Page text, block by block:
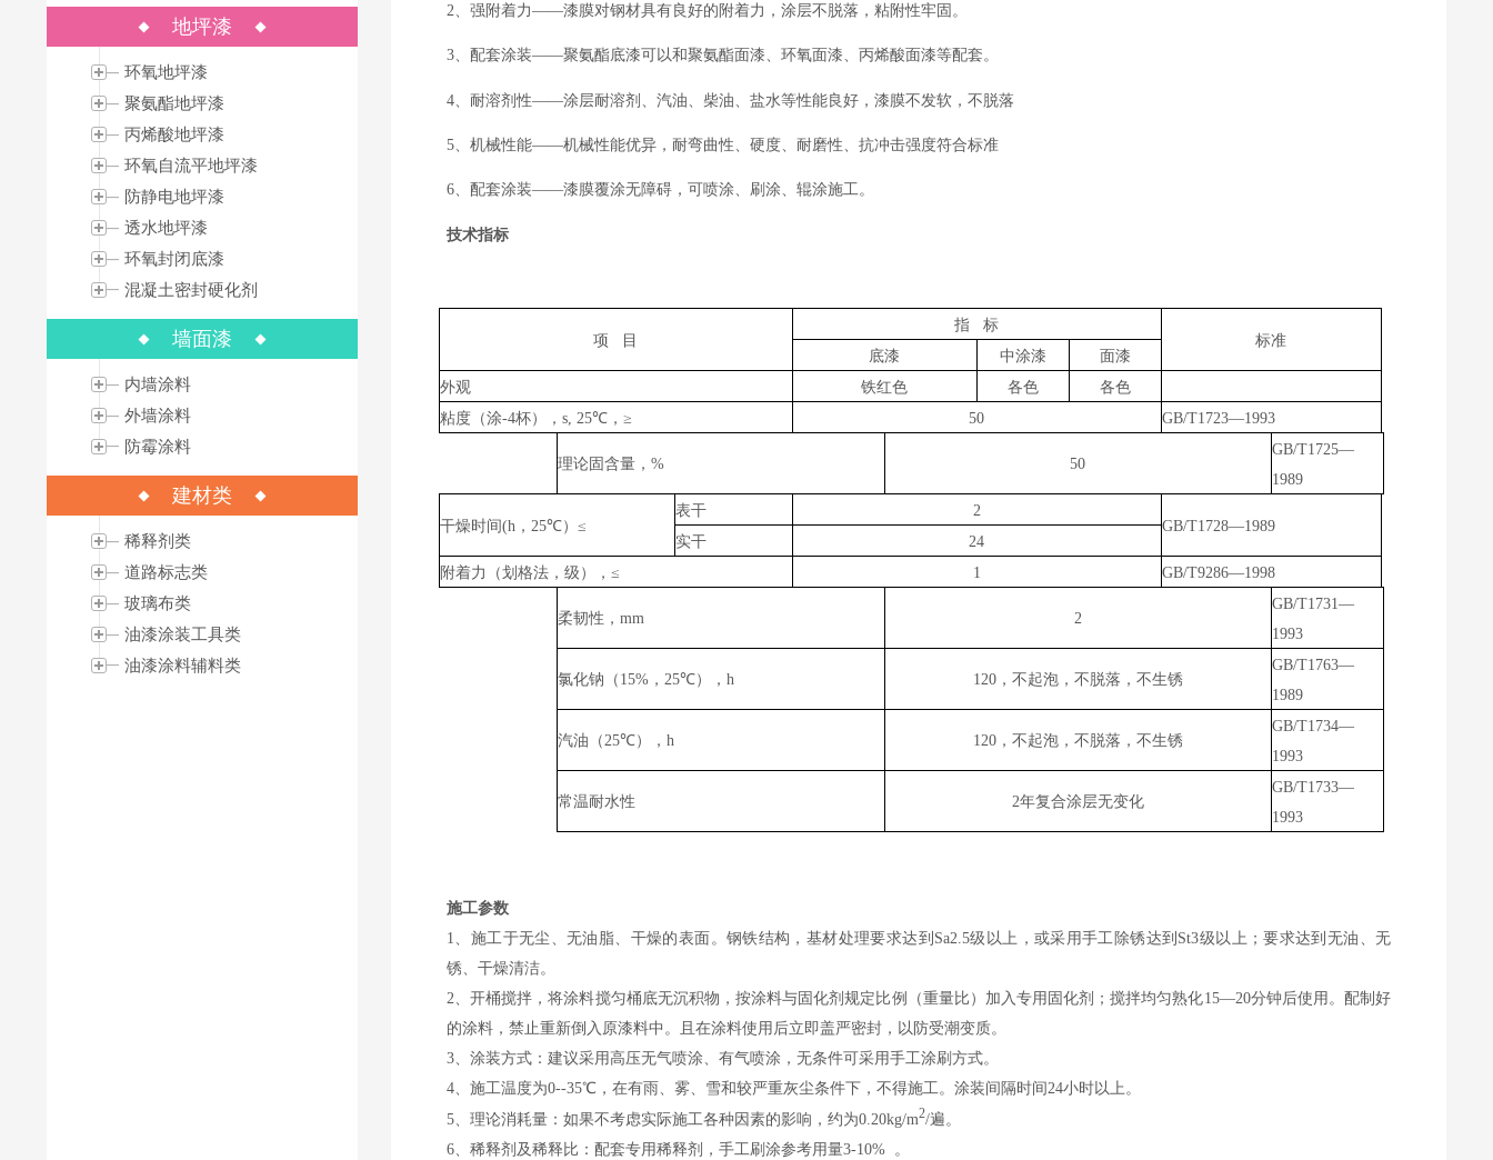
地坪漆
环氧地坪漆
聚氨酯地坪漆
丙烯酸地坪漆
环氧自流平地坪漆
防静电地坪漆
透水地坪漆
环氧封闭底漆
混凝土密封硬化剂
墙面漆
内墙涂料
外墙涂料
防霉涂料
建材类
稀释剂类
道路标志类
玻璃布类
油漆涂装工具类
油漆涂料辅料类
2、强附着力——漆膜对钢材具有良好的附着力，涂层不脱落，粘附性牢固。
3、配套涂装——聚氨酯底漆可以和聚氨酯面漆、环氧面漆、丙烯酸面漆等配套。
4、耐溶剂性——涂层耐溶剂、汽油、柴油、盐水等性能良好，漆膜不发软，不脱落
5、机械性能——机械性能优异，耐弯曲性、硬度、耐磨性、抗冲击强度符合标准
6、配套涂装——漆膜覆涂无障碍，可喷涂、刷涂、辊涂施工。
技术指标
项 目
指
标
标准
底漆
中涂漆
面漆
外观
铁红色 各色
各色
粘度（涂-4杯），s, 25℃，≥ 50 GB/T1723—1993
理论固含量，% 50
GB/T1725—
1989
干燥时间(h ，25℃）≤
表干
2
GB/T1728—1989
实干
24
附着力（划格法，级），≤
1 GB/T9286—1998
柔韧性，mm 2
GB/T1731—
1993
氯化钠（ 15% ，25℃），h 120，不起泡，不脱落，不生锈
GB/T1763—
1989
汽油（25℃），h 120，不起泡，不脱落，不生锈
GB/T1734—
1993
常温耐水性 2年复合涂层无变化
GB/T1733—
1993
施工参数
1、施工于无尘、无油脂、干燥的表面。钢铁结构，基材处理要求达到Sa2.5级以上，或采用手工除锈达到St3级以上；要求达到无油、无
锈、干燥清洁。
2、开桶搅拌，将涂料搅匀桶底无沉积物，按涂料与固化剂规定比例（重量比）加入专用固化剂；搅拌均匀熟化15—20分钟后使用。配制好
的涂料，禁止重新倒入原漆料中。且在涂料使用后立即盖严密封，以防受潮变质。
3、涂装方式：建议采用高压无气喷涂、有气喷涂，无条件可采用手工涂刷方式。
4、施工温度为0--35℃，在有雨、雾、雪和较严重灰尘条件下，不得施工。涂装间隔时间24小时以上。
5、理论消耗量：如果不考虑实际施工各种因素的影响，约为0.20kg/m2/遍。
6、稀释剂及稀释比：配套专用稀释剂，手工刷涂参考用量3-10% 。